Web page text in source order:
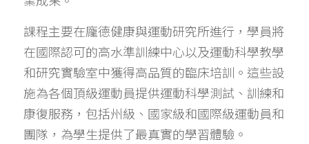
課程主要在龐德健康與運動研究所進行，學員將
在國際認可的高水準訓練中心以及運動科學教學
和研究實驗室中獲得高品質的臨床培訓。這些設
施為各個頂級運動員提供運動科學測試、訓練和
康復服務，包括州級、國家級和國際級運動員和
團隊，為學生提供了最真實的學習體驗。